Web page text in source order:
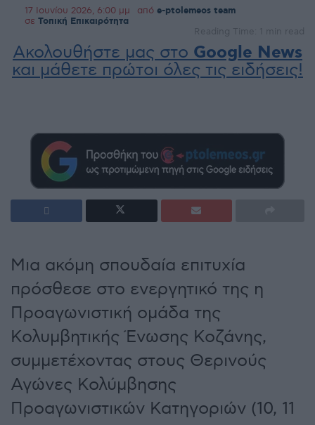
17 Ιουνίου 2026, 6:00 μμ από e-ptolemeos team
σε Τοπική Επικαιρότητα
Reading Time: 1 min read
Ακολουθήστε μας στο Google News
και μάθετε πρώτοι όλες τις ειδήσεις!
Μια ακόμη σπουδαία επιτυχία
πρόσθεσε στο ενεργητικό της η
Προαγωνιστική ομάδα της
Κολυμβητικής Ένωσης Κοζάνης,
συμμετέχοντας στους Θερινούς
Αγώνες Κολύμβησης
Προαγωνιστικών Κατηγοριών (10, 11